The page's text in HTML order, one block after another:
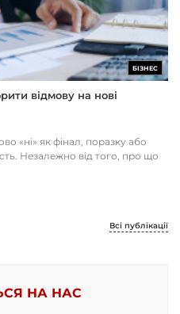
БІЗНЕС
відмову на нові
«ні» як фінал, поразку або
Незалежно від того, про що
Всі публікації
НА НАС